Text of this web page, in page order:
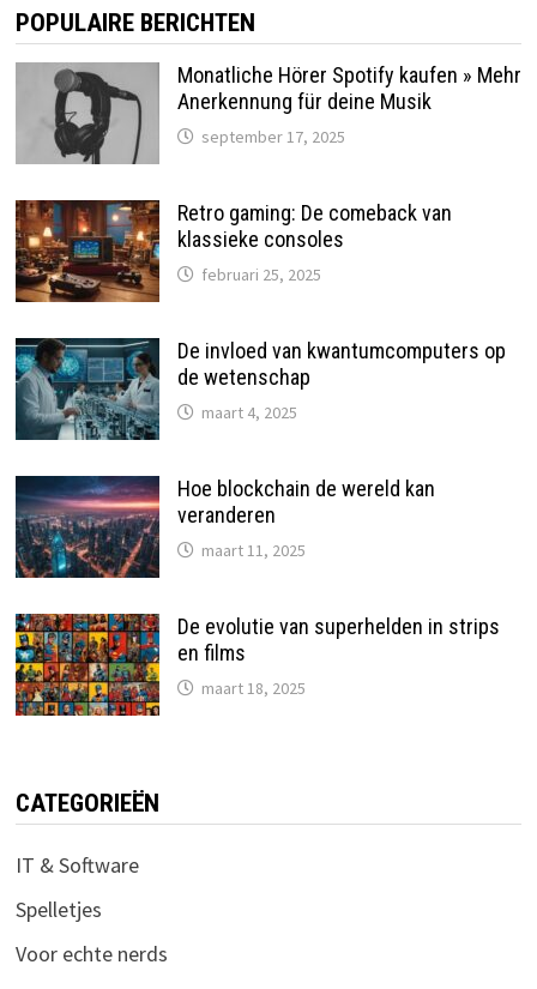
POPULAIRE BERICHTEN
Monatliche Hörer Spotify kaufen » Mehr
Anerkennung für deine Musik
september 17, 2025
Retro gaming: De comeback van
klassieke consoles
februari 25, 2025
De invloed van kwantumcomputers op
de wetenschap
maart 4, 2025
Hoe blockchain de wereld kan
veranderen
maart 11, 2025
De evolutie van superhelden in strips
en films
maart 18, 2025
CATEGORIEËN
IT & Software
Spelletjes
Voor echte nerds